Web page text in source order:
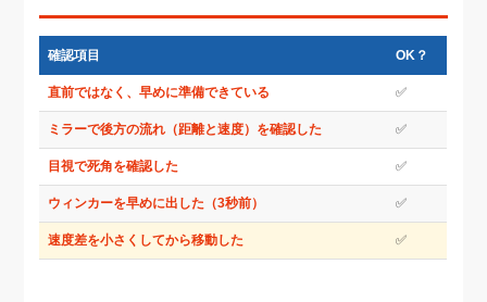
確認項目 OK？
直前ではなく、早めに準備できている ✅
ミラーで後方の流れ（距離と速度）を確認した ✅
目視で死角を確認した ✅
ウィンカーを早めに出した（3秒前） ✅
速度差を小さくしてから移動した ✅